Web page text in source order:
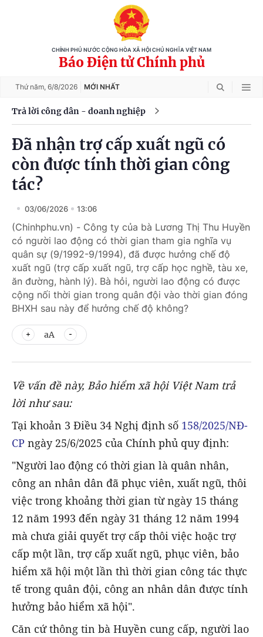
CHÍNH PHỦ NƯỚC CỘNG HÒA XÃ HỘI CHỦ NGHĨA VIỆT NAM
Báo Điện tử Chính phủ
Thứ năm, 6/8/2026 MỚI NHẤT
Trả lời công dân - doanh nghiệp
Đã nhận trợ cấp xuất ngũ có
còn được tính thời gian công
tác?
03/06/2026 13:06
(Chinhphu.vn) - Công ty của bà Lương Thị Thu Huyền
có người lao động có thời gian tham gia nghĩa vụ
quân sự (9/1992-9/1994), đã được hưởng chế độ
xuất ngũ (trợ cấp xuất ngũ, trợ cấp học nghề, tàu xe,
ăn đường, hành lý). Bà hỏi, người lao động có được
cộng nối thời gian trong quân đội vào thời gian đóng
BHXH sau này để hưởng chế độ không?
aA
Về vấn đề này, Bảo hiểm xã hội Việt Nam trả
lời như sau:
Tại khoản 3 Điều 34 Nghị định số 158/2025/NĐ-
CP ngày 25/6/2025 của Chính phủ quy định:
"Người lao động có thời gian là quân nhân,
công an nhân dân đã phục viên, xuất ngũ, thôi
việc trong khoảng thời gian từ ngày 15 tháng
12 năm 1993 đến ngày 31 tháng 12 năm 1994
mà chưa giải quyết trợ cấp thôi việc hoặc trợ
cấp một lần, trợ cấp xuất ngũ, phục viên, bảo
hiểm xã hội một lần thì thời gian công tác thực
tế trong quân đội, công an nhân dân được tính
hưởng bảo hiểm xã hội".
Căn cứ thông tin bà Huyền cung cấp, người lao